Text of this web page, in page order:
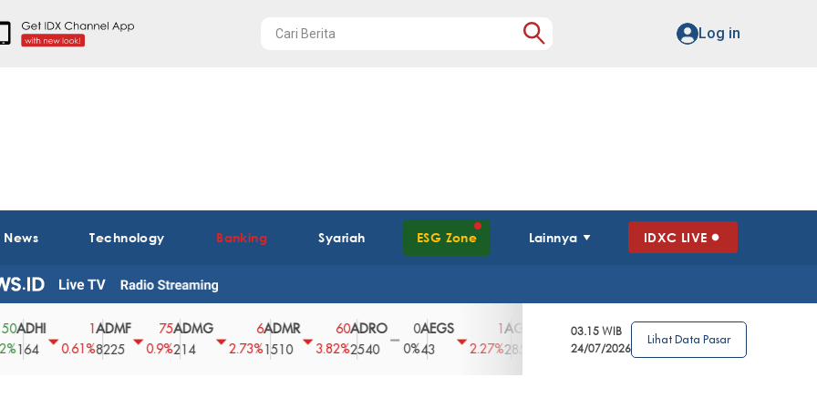
Log in
Technology Banking Syariah ESG Zone Lainnya IDXC LIVE
0.61%
ADMF
8225
75
0.9%
ADMG
214
2.73%
ADMR
1510
60
3.82%
ADRO
2540
0
0%
AEGS
2.27% 2850
3.39%
AGRO
4
2.63%
AGRS
0%
03.15 WIB
24/07/2026
Lihat Data Pasar